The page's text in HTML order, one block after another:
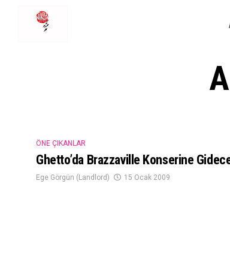
ÖNE ÇIKANLAR
Ghetto’da Brazzaville Konserine
Ege Görgün (Landlord) 15 Ocak 2009